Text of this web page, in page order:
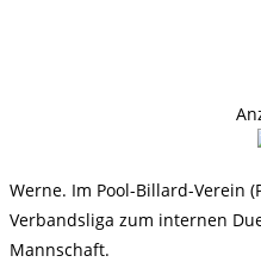
Werne. Im Pool-Billard-Verein
Verbandsliga zum internen
Mannschaft.